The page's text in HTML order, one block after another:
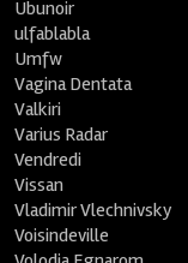
Ubunoir
ulfablabla
Umfw
Vagina Dentata
Valkiri
Varius Radar
Vendredi
Vissan
Vladimir Vlechnivsky
Voisindeville